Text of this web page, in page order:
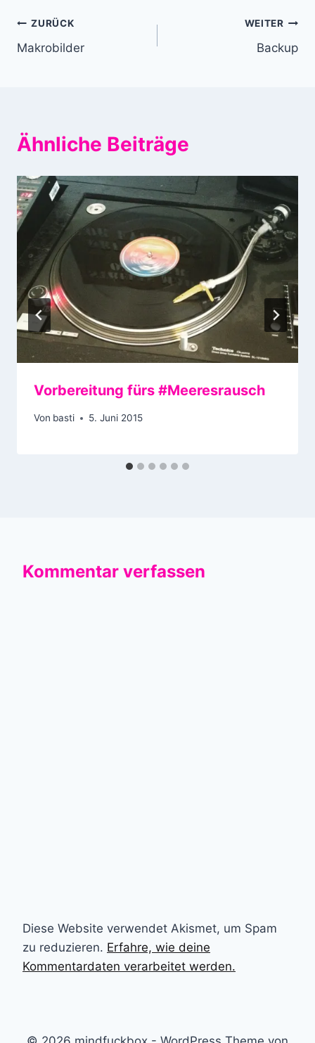
Beitragsnavigation
ZURÜCK
Makrobilder
WEITER
Backup
Ähnliche Beiträge
Vorbereitung fürs #Meeresrausch
Von basti 5. Juni 2015
Kommentar verfassen
Diese Website verwendet Akismet, um Spam
zu reduzieren. Erfahre, wie deine
Kommentardaten verarbeitet werden.